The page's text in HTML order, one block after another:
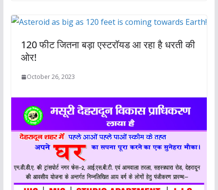
120 फीट जितना बड़ा एस्टरॉयड आ रहा है धरती की
ओर!
October 26, 2023